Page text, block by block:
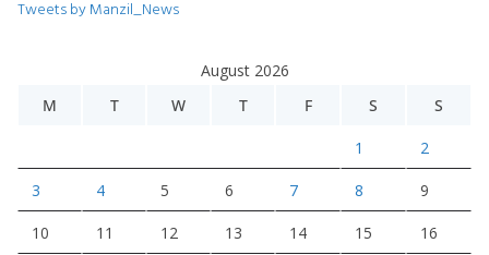
Tweets by Manzil_News
August 2026
M
T W T F S S
1 2
3 4 5 6 7 8 9
10 11 12 13 14 15 16